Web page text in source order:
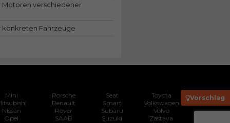
Motoren verschiedener
konkreten Fahrzeuge
Vorschlag
Mini
Nissan
Opel
Porsche
Renault
Rover
SAAB
Seat
Smart
Subaru
Suzuki
Toyota
Volkswagen
Volvo
Zastava